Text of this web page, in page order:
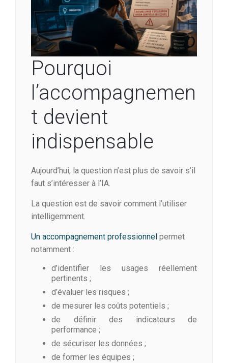
Pourquoi
l’accompagnemen
t devient
indispensable
Aujourd’hui, la question n’est plus de savoir s’il
faut s’intéresser à l’IA.
La question est de savoir comment l’utiliser
intelligemment.
Un accompagnement professionnel permet
notamment :
d’identifier les usages réellement
pertinents ;
d’évaluer les risques ;
de mesurer les coûts potentiels ;
de définir des indicateurs de
performance ;
de sécuriser les données ;
de former les équipes ;